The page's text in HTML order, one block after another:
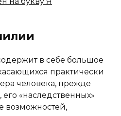
в себе большое
практически
человека, прежде
«наследственных»
возможностей,